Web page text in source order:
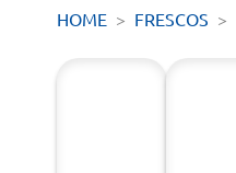
HOME FRESCOS